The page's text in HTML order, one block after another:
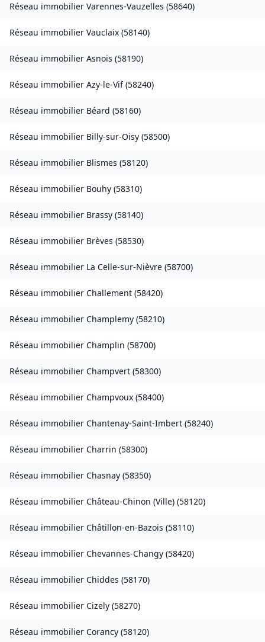
Réseau immobilier Varennes-Vauzelles (58640)
Réseau immobilier Vauclaix (58140)
Réseau immobilier Asnois (58190)
Réseau immobilier Azy-le-Vif(58240)
Réseau immobilier Béard (58160)
Réseau immobilier Billy-sur-Oisy (58500)
Réseau immobilier Blismes (58120)
Réseau immobilier Bouhy (58310)
Réseau immobilier Brassy (58140)
Réseau immobilier Brèves (58530)
Réseau immobilier La Celle-sur-Nièvre (58700)
Réseau immobilier Challement (58420)
Réseau immobilier Champlemy (58210)
Réseau immobilier Champlin (58700)
Réseau immobilier Champvert (58300)
Réseau immobilier Champvoux (58400)
Réseau immobilier Chantenay-Saint-Imbert (58240)
Réseau immobilier Charrin (58300)
Réseau immobilier Chasnay (58350)
Réseau immobilier Château-Chinon (Ville) (58120)
Réseau immobilier Châtillon-en-Bazois (58110)
Réseau immobilier Chevannes-Changy (58420)
Réseau immobilier Chiddes (58170)
Réseau immobilier Cizely (58270)
Réseau immobilier Corancy (58120)